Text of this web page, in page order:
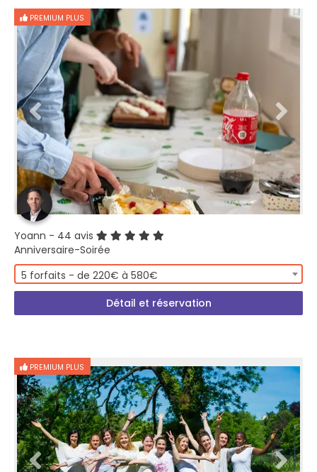
PREMIUM PLUS
Yoann - 44 avis
Anniversaire-Soirée
5 forfaits - de 220€ à 580€
Détail et réservation
PREMIUM PLUS